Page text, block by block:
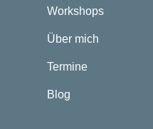
Workshops
Über mich
Termine
Blog